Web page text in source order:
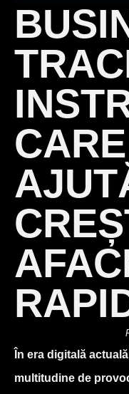
În era digitală
multitudine de